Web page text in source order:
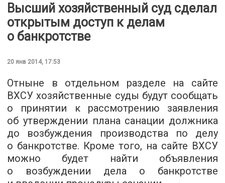
Высший хозяйственный суд сделал
открытым доступ к делам
о банкротстве
20 янв 2014, 17:53
Отныне в отдельном разделе на сайте
ВХСУ хозяйственные суды будут сообщать
о принятии к рассмотрению заявления
об утверждении плана санации должника
до возбуждения производства по делу
о банкротстве. Кроме того, на сайте ВХСУ
можно будет найти объявления
о возбуждении дела о банкротстве